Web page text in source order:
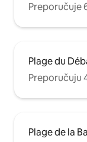
Preporučuje
Plage du
Preporučuju
Plage de la